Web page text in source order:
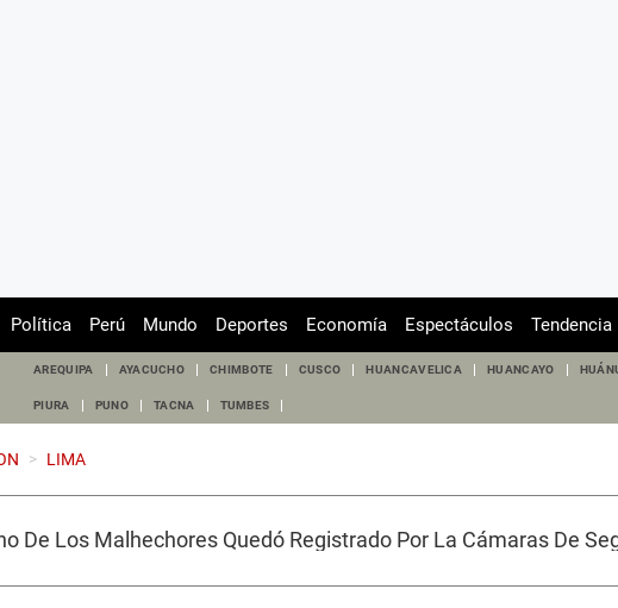
Política Perú Mundo Deportes Economía Espectáculos Tendencia
AREQUIPA AYACUCHO CHIMBOTE CUSCO HUANCAVELICA HUANCAYO
PIURA PUNO TACNA TUMBES
> LIMA
De Los Malhechores Quedó Registrado Por La Cámaras De